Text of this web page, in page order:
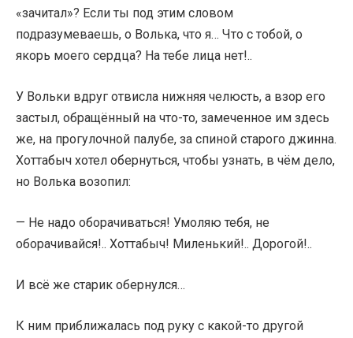
«зачитал»? Если ты под этим словом
подразумеваешь, о Волька, что я… Что с тобой, о
якорь моего сердца? На тебе лица нет!..
У Вольки вдруг отвисла нижняя челюсть, а взор его
застыл, обращённый на что-то, замеченное им здесь
же, на прогулочной палубе, за спиной старого джинна.
Хоттабыч хотел обернуться, чтобы узнать, в чём дело,
но Волька возопил:
— Не надо оборачиваться! Умоляю тебя, не
оборачивайся!.. Хоттабыч! Миленький!.. Дорогой!..
И всё же старик обернулся…
К ним приближалась под руку с какой-то другой